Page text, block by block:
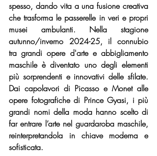
spesso, dando vita a una fusione creativa
che trasforma le passerelle in veri e propri
musei ambulanti. Nella stagione
autunno/inverno 2024-25, il connubio
tra grandi opere d'arte e abbigliamento
maschile è diventato uno degli elementi
più sorprendenti e innovativi delle sfilate.
Dai capolavori di Picasso e Monet alle
opere fotografiche di Prince Gyasi, i più
grandi nomi della moda hanno scelto di
far entrare l’arte nel guardaroba maschile,
reinterpretandola in chiave moderna e
sofisticata.